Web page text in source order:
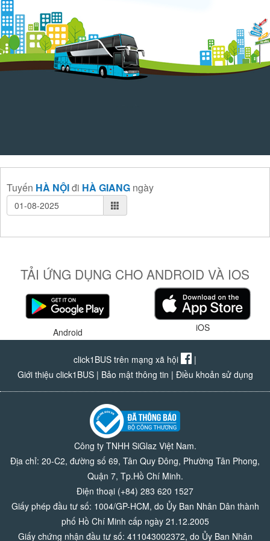
Tuyến HÀ NỘIđi HÀ GIANG ngày
TẢI ỨNG DỤNG CHO ANDROID VÀ IOS
Android iOS
click1BUS trên mạng xã hội
|
Giới thiệu click1BUS| Bảo mật thông tin | Điều khoản sử dụng
Công ty TNHH SiGlaz Việt Nam.
Địa chỉ: 20-C2, đường số 69, Tân Quy Đông, Phường Tân Phong,
Quận 7, Tp.Hồ Chí Minh.
Điện thoại (+84) 283 620 1527
Giấy phép đầu tư số: 1004/GP-HCM, do Ủy Ban Nhân Dân thành
phố Hồ Chí Minh cấp ngày 21.12.2005
Giấy chứng nhận đầu tư số: 411043002372, do Ủy Ban Nhân